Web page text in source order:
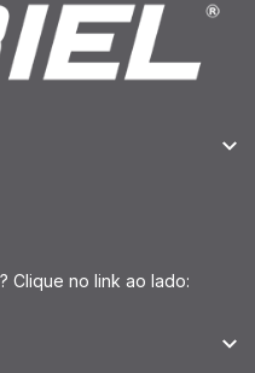
Clique no link ao lado: